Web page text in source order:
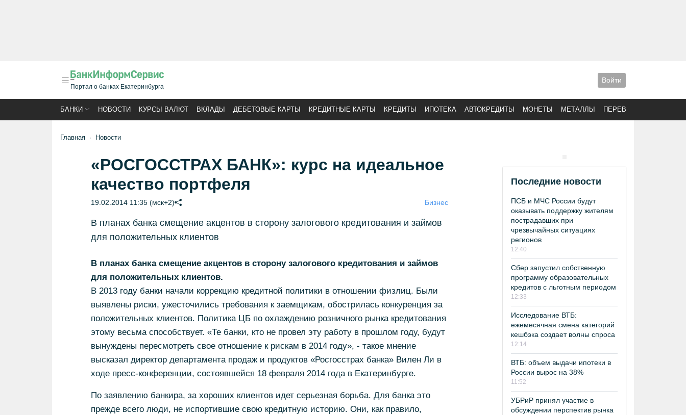
Портал о банках Екатеринбурга
Войти
БАНКИ НОВОСТИ КУРСЫ ВАЛЮТ ВКЛАДЫ ДЕБЕТОВЫЕ КАРТЫ КРЕДИТНЫЕ КАРТЫ КРЕДИТЫ ИПОТЕКА АВТОКРЕДИТЫ МОНЕТЫ МЕТАЛЛЫ ПЕРЕВОДЫ
Главная Новости
«РОСГОССТРАХ БАНК»: курс на идеальное
качество портфеля
19.02.2014 11:35 (мск+2) Бизнес
В планах банка смещение акцентов в сторону залогового кредитования и займов
для положительных клиентов
В планах банка смещение акцентов в сторону залогового кредитования и займов
для положительных клиентов.
В 2013 году банки начали коррекцию кредитной политики в отношении физлиц. Были
выявлены риски, ужесточились требования к заемщикам, обострилась конкуренция за
положительных клиентов. Политика ЦБ по охлаждению розничного рынка кредитования
этому весьма способствует. «Те банки, кто не провел эту работу в прошлом году, будут
вынуждены пересмотреть свое отношение к рискам в 2014 году», - такое мнение
высказал директор департамента продаж и продуктов «Росгосстрах банка» Вилен Ли в
ходе пресс-конференции, состоявшейся 18 февраля 2014 года в Екатеринбурге.
По заявлению банкира, за хороших клиентов идет серьезная борьба. Для банка это
прежде всего люди, не испортившие свою кредитную историю. Они, как правило,
Последние новости
ПСБ и МЧС России будут
оказывать поддержку жителям
пострадавших при
чрезвычайных ситуациях
регионов
12:40
Сбер запустил собственную
программу образовательных
кредитов с льготным периодом
12:33
Исследование ВТБ:
ежемесячная смена категорий
кешбэка создает волны спроса
12:14
ВТБ: объем выдачи ипотеки в
России вырос на 38%
11:52
УБРиР принял участие в
обсуждении перспектив рынка